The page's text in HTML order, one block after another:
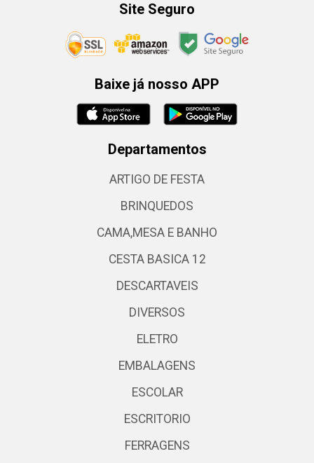
Site Seguro
Baixe já nosso APP
Departamentos
ARTIGO DE FESTA
BRINQUEDOS
CAMA,MESA E BANHO
CESTA BASICA 12
DESCARTAVEIS
DIVERSOS
ELETRO
EMBALAGENS
ESCOLAR
ESCRITORIO
FERRAGENS